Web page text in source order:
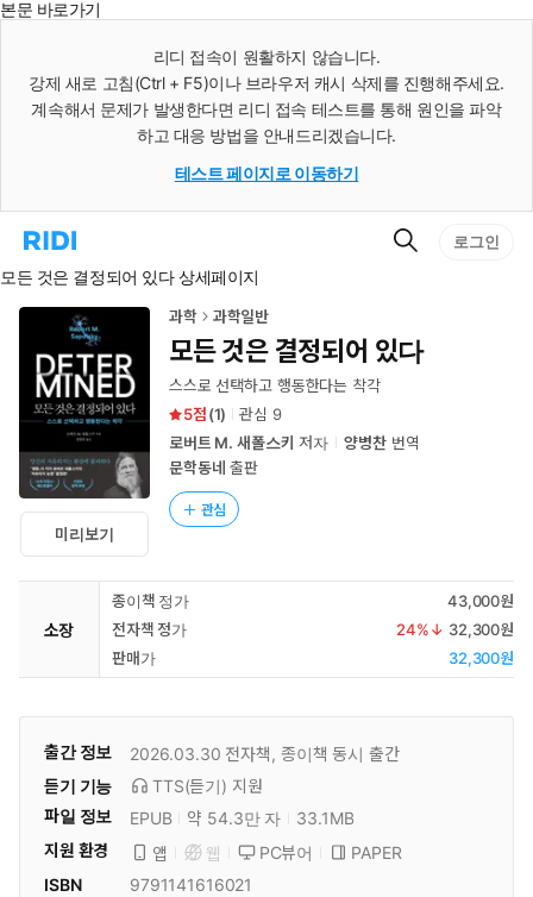
본문 바로가기
리디 접속이 원활하지 않습니다.
강제 새로 고침(Ctrl + F5)이나 브라우저 캐시 삭제를 진행해주세요.
계속해서 문제가 발생한다면 리디 접속 테스트를 통해 원인을 파악
하고 대응 방법을 안내드리겠습니다.
테스트 페이지로 이동하기
리
홈
로
동
검
로그인
모든 것은 결정되어 있다 상세페이지
미리보기
과학 과학일반
모든 것은 결정되어 있다
스스로 선택하고 행동한다는 착각
5
(1) 관심 9
로버트 M. 새폴스키 저자 양병찬번역
문학동네 출판
관심
소장
종이책 정가
43,000원
전자책 정가
24%↓ 32,300원
판매가
32,300원
출간 정보 2026.03.30 전자책, 종이책 동시 출간
듣기 기능
TTS(듣기) 지원
파일 정보
EPUB 약 54.3만 자
33.1MB
지원 환경
앱 웹 PC뷰어
PAPER
ISBN
9791141616021